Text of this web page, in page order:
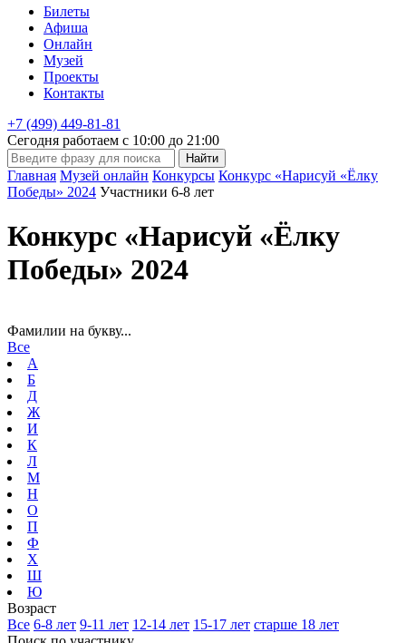
Билеты
Афиша
Онлайн
Музей
Проекты
Контакты
+7 (499) 449-81-81
Сегодня работаем с 10:00 до 21:00
Главная Музей онлайн Конкурсы Конкурс «Нарисуй «Ёлку
Победы» 2024 Участники 6-8 лет
Конкурс «Нарисуй «Ёлку
Победы» 2024
Фамилии на букву...
Все
А
Б
Д
Ж
И
К
Л
М
Н
О
П
Ф
Х
Ш
Ю
Возраст
Все 6-8 лет 9-11 лет 12-14 лет 15-17 лет старше 18 лет